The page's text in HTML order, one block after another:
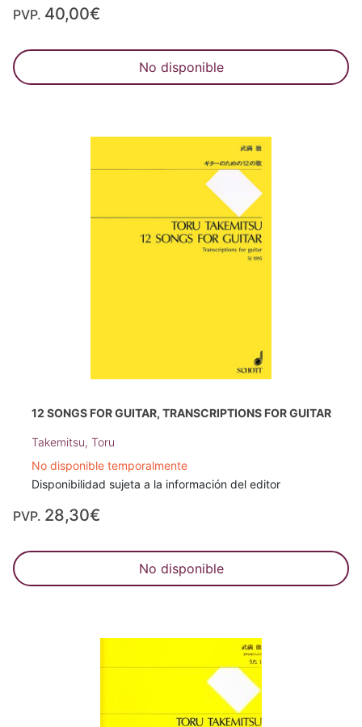
PVP. 40,00€
No disponible
12 SONGS FOR GUITAR, TRANSCRIPTIONS FOR GUITAR
Takemitsu, Toru
No disponible temporalmente
Disponibilidad sujeta a la información del editor
PVP. 28,30€
No disponible